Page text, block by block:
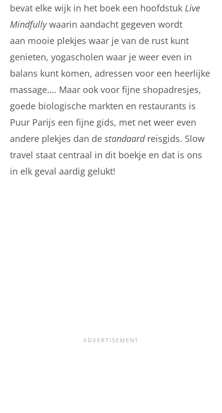
bevat elke wijk in het boek een hoofdstuk Live
Mindfullywaarin aandacht gegeven wordt
aan mooie plekjes waar je van de rust kunt
genieten, yogascholen waar je weer even in
balans kunt komen, adressen voor een heerlijke
massage…. Maar ook voor fijne shopadresjes,
goede biologische markten en restaurants is
Puur Parijs een fijne gids, met net weer even
andere plekjes dan de standaardreisgids. Slow
travel staat centraal in dit boekje en dat is ons
in elk geval aardig gelukt!